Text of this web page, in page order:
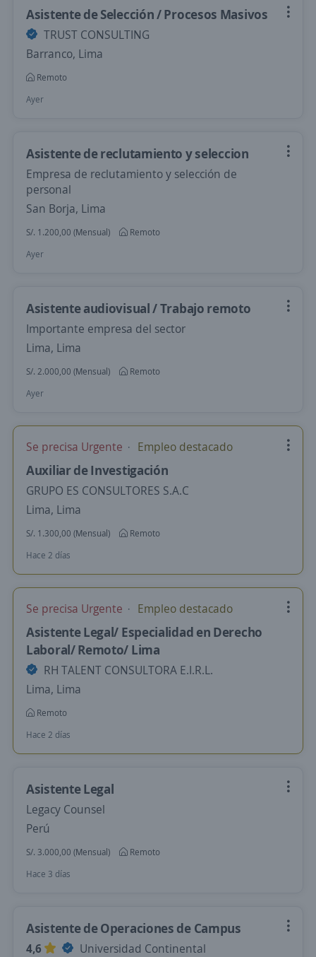
Asistente de Selección / Procesos Masivos
TRUST CONSULTING
Barranco, Lima
Remoto
Ayer
Asistente de reclutamiento y seleccion
Empresa de reclutamiento y selección de
personal
San Borja, Lima
S/. 1.200,00 (Mensual)
Remoto
Ayer
Asistente audiovisual / Trabajo remoto
Importante empresa del sector
Lima, Lima
S/. 2.000,00 (Mensual)
Remoto
Ayer
Se precisa Urgente Empleo destacado
Auxiliar de Investigación
GRUPO ES CONSULTORES S.A.C
Lima, Lima
S/. 1.300,00 (Mensual)
Remoto
Hace 2 días
Se precisa Urgente Empleo destacado
Asistente Legal/ Especialidad en Derecho
Laboral/ Remoto/ Lima
RH TALENT CONSULTORA E.I.R.L.
Lima, Lima
Remoto
Hace 2 días
Asistente Legal
Legacy Counsel
Perú
S/. 3.000,00 (Mensual)
Remoto
Hace 3 días
Asistente de Operaciones de Campus
4,6
Universidad Continental